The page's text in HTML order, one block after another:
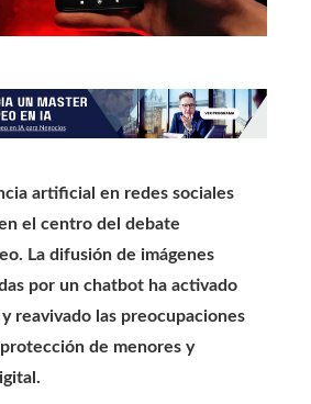
artificial en redes sociales
el centro del debate
La difusión de imágenes
por un chatbot ha activado
reavivado las preocupaciones
de menores y